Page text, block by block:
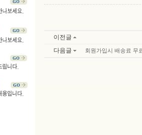
이전글
다음글
회원가입시 배송료 무